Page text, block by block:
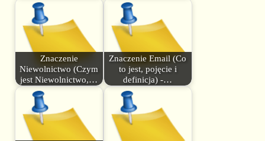
Znaczenie
Niewolnictwo (Czym
jest Niewolnictwo,…
Znaczenie Email (Co
to jest, pojęcie i
definicja) -…